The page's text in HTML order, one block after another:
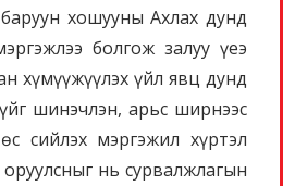
хошууны Ахлах дунд
болгож залуу үеэ
хүмүүжүүлэх үйл явц дунд
шинэчлэн, арьс ширнээс
сийлэх мэргэжил хүртэл
нь сурвалжлагын